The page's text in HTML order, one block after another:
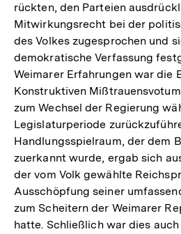
rückten, den Parteien
Mitwirkungsrecht bei der
des Volkes zugesprochen und
demokratische Verfassung
Weimarer Erfahrungen war die
Konstruktiven
zum Wechsel der Regierung
Legislaturperiode
Handlungsspielraum, der dem
zuerkannt wurde, ergab sich
der vom Volk gewählte
Ausschöpfung seiner
zum Scheitern der Weimarer
hatte. Schließlich war dies